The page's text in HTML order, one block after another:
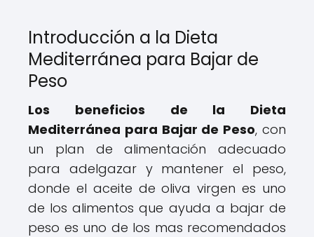
Introducción a la Dieta
Mediterránea para Bajar de
Peso
Los beneficios de la Dieta
Mediterránea para Bajar de Peso, con
un plan de alimentación adecuado
para adelgazar y mantener el peso,
donde el aceite de oliva virgen es uno
de los alimentos que ayuda a bajar de
peso es uno de los mas recomendados